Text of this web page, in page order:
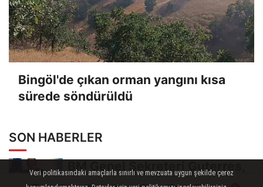
Bingöl'de çıkan orman yangını kısa
sürede söndürüldü
SON HABERLER
BM Genel Sekreteri Guterres,
İsrail'in Cenin saldırısını
Veri politikasındaki amaçlarla sınırlı ve mevzuata uygun şekilde çerez